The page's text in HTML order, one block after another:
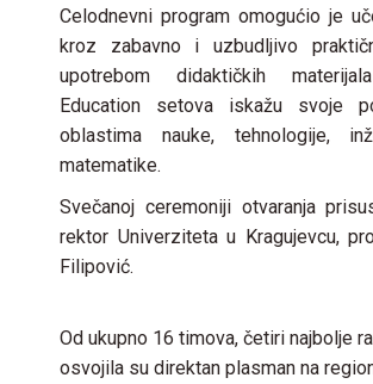
Celodnevni program omogućio je
kroz zabavno i uzbudljivo
upotrebom didaktičkih
Education setova iskažu svoje
oblastima nauke, tehnologije,
matematike.
Svečanoj ceremoniji otvaranja
rektor Univerziteta u Kragujevcu,
Filipović.
Od ukupno 16 timova, četiri najbolje
osvojila su direktan plasman na